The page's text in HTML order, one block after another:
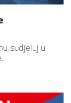
sudjeluj u